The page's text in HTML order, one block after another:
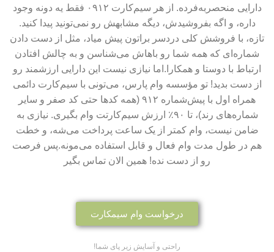
دارایی منحصربه‌فرده. از هر سیم‌کارت ۰۹۱۲ فقط یه دونه وجود
داره، و اگه بفروشیدش، دیگه مشابهش رو نمی‌تونید پیدا کنید.
تازه، با فروشش کلی دردسر براتون پیش میاد، مثل از دست دادن
شماره‌ای که همه شما رو باهاش می‌شناسن و به چالش افتادن
ارتباط با دوستا و همکارا.اما نیازی نیست این دارایی ارزشمند رو
از دست بدید! تو مؤسسه وام پارس، می‌تونی با سیم‌کارت دائمی
همراه اول با پیش‌شماره ۹۱۲ (همه کدها حتی کد صفر و سایر
شماره‌های رند)، تا ۹۰٪ ارزش سیم‌کارتت وام بگیری. نیازی به
ضامن نیست، وام کمتر از یک ساعت پرداخت می‌شه، و خطت
هم در طول مدت وام فعال و قابل استفاده می‌مونه.پس فرصت
رو از دست نده! همین الان تماس بگیر
درخواست وام سیمکارت
راحتی و آسایش زیر پای شما!